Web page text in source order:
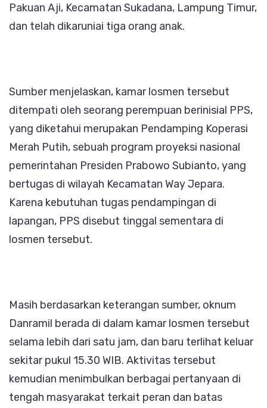
Pakuan Aji, Kecamatan Sukadana, Lampung Timur,
dan telah dikaruniai tiga orang anak.
‎Sumber menjelaskan, kamar losmen tersebut
ditempati oleh seorang perempuan berinisial PPS,
yang diketahui merupakan Pendamping Koperasi
Merah Putih, sebuah program proyeksi nasional
pemerintahan Presiden Prabowo Subianto, yang
bertugas di wilayah Kecamatan Way Jepara.
Karena kebutuhan tugas pendampingan di
lapangan, PPS disebut tinggal sementara di
losmen tersebut.
‎Masih berdasarkan keterangan sumber, oknum
Danramil berada di dalam kamar losmen tersebut
selama lebih dari satu jam, dan baru terlihat keluar
sekitar pukul 15.30 WIB. Aktivitas tersebut
kemudian menimbulkan berbagai pertanyaan di
tengah masyarakat terkait peran dan batas